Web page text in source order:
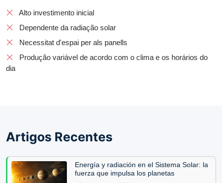
Alto investimento inicial
Dependente da radiação solar
Necessitat d'espai per als panells
Produção variável de acordo com o clima e os horários do
dia
Artigos Recentes
Energía y radiación en el Sistema Solar: la
fuerza que impulsa los planetas